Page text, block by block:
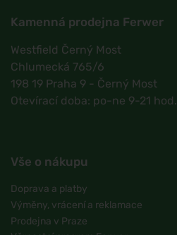
Kamenná prodejna Ferwer
Westfield Černý Most
Chlumecká 765/6
198 19 Praha 9 - Černý Most
Otevírací doba: po-ne 9-21 hod.
Vše o nákupu
Doprava a platby
Výměny, vrácení a reklamace
Prodejna v Praze